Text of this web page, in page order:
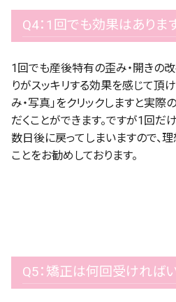
Q4：1回でも効果はありま
1回でも産後特有の歪み・開きの
りがスッキリする効果を感じて頂
み・写真」をクリックしますと実
だくことができます。ですが1回だ
数日後に戻ってしまいますので、
ことをお勧めしております。
Q5：矯正は何回受ければ